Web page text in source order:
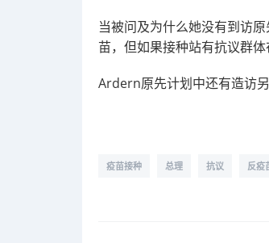
当被问及为什么她没有到访
苗，但如果接种站有抗议群
Ardern原先计划中还有造访
疫苗接种 总理 抗议 反疫